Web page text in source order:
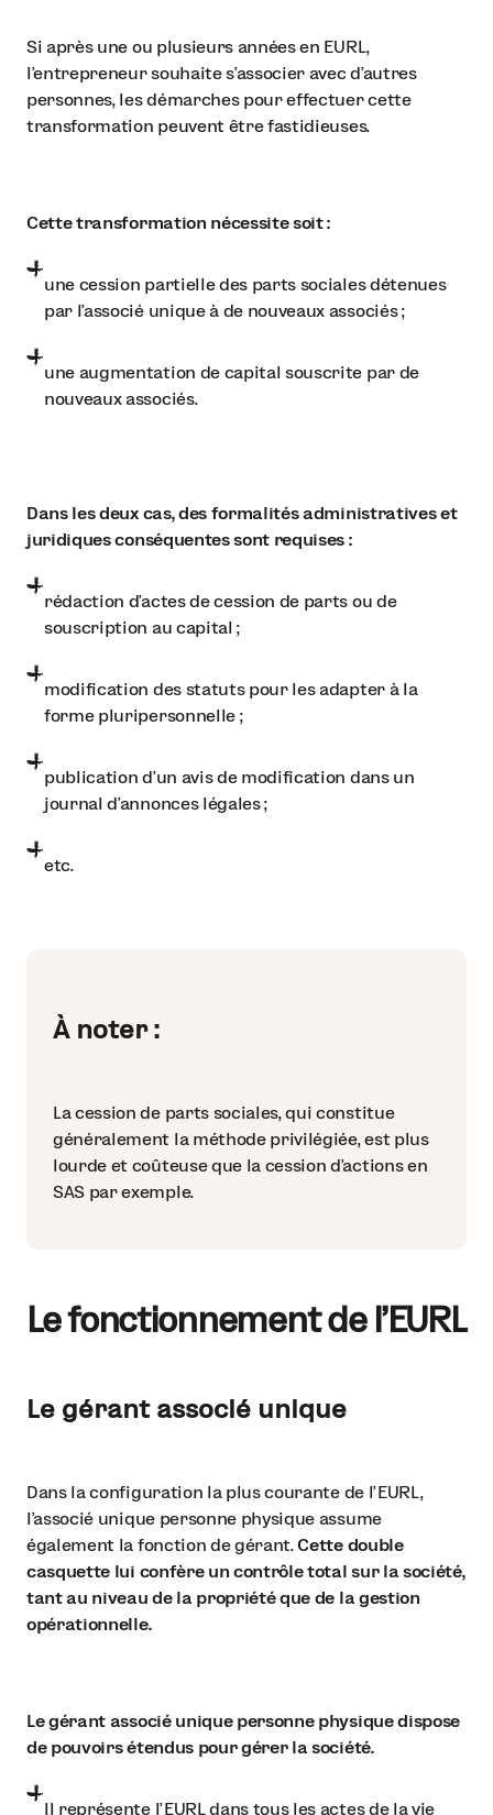
Si après une ou plusieurs années en EURL,
l'entrepreneur souhaite s'associer avec d'autres
personnes, les démarches pour effectuer cette
transformation peuvent être fastidieuses.
Cette transformation nécessite soit :
une cession partielle des parts sociales détenues
par l'associé unique à de nouveaux associés ;
une augmentation de capital souscrite par de
nouveaux associés.
Dans les deux cas, des formalités administratives et
juridiques conséquentes sont requises :
rédaction d'actes de cession de parts ou de
souscription au capital ;
modification des statuts pour les adapter à la
forme pluripersonnelle ;
publication d'un avis de modification dans un
journal d'annonces légales ;
etc.
À noter :
La cession de parts sociales, qui constitue
généralement la méthode privilégiée, est plus
lourde et coûteuse que la cession d'actions en
SAS par exemple.
Le fonctionnement de l'EURL
Le gérant associé unique
Dans la configuration la plus courante de l'EURL,
l'associé unique personne physique assume
également la fonction de gérant.Cette double
casquette lui confère un contrôle total sur la société,
tant au niveau de la propriété que de la gestion
opérationnelle.
Le gérant associé unique personne physique dispose
de pouvoirs étendus pour gérer la société.
Il représente l'EURL dans tous les actes de la vie